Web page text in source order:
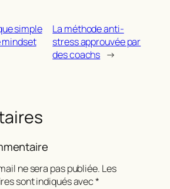
simple
La méthode anti-
stress approuvée par
des coachs →
ne sera pas publiée. Les
sont indiqués avec*